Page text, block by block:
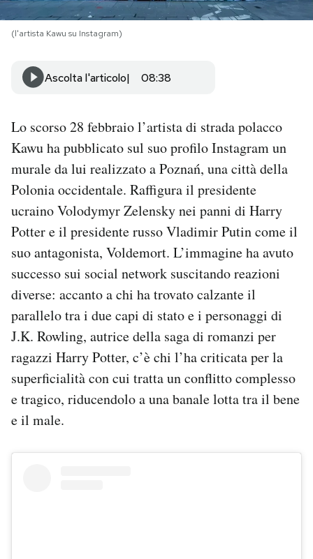
SHOP
Area Personale
Newsletter
Notifiche mobile
Esci
(l'artista Kawu su Instagram)
Ascolta l'articolo 08:38
Lo scorso 28 febbraio l’artista di strada polacco
Kawu ha pubblicato sul suo profilo Instagram un
murale da lui realizzato a Poznań, una città della
Polonia occidentale. Raffigura il presidente
ucraino Volodymyr Zelensky nei panni di Harry
Potter e il presidente russo Vladimir Putin come il
suo antagonista, Voldemort. L’immagine ha avuto
successo sui social network suscitando reazioni
diverse: accanto a chi ha trovato calzante il
parallelo tra i due capi di stato e i personaggi di
J.K. Rowling, autrice della saga di romanzi per
ragazzi Harry Potter, c’è chi l’ha criticata per la
superficialità con cui tratta un conflitto complesso
e tragico, riducendolo a una banale lotta tra il bene
e il male.